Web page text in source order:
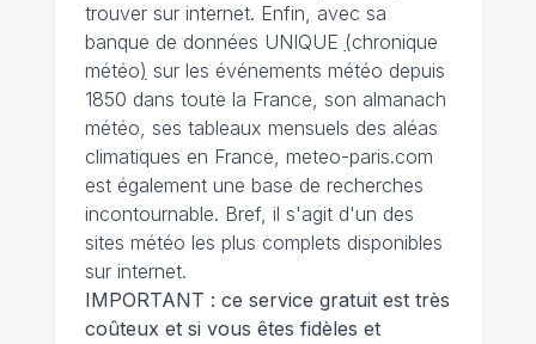
trouver sur internet. Enfin, avec sa
banque de données UNIQUE (chronique
météo) sur les événements météo depuis
1850 dans toute la France, son almanach
météo, ses tableaux mensuels des aléas
climatiques en France, meteo-paris.com
est également une base de recherches
incontournable. Bref, il s'agit d'un des
sites météo les plus complets disponibles
sur internet.
IMPORTANT : ce service gratuit est très
coûteux et si vous êtes fidèles et